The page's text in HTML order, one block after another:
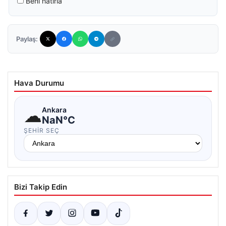
Paylaş:
Hava Durumu
☁Ankara
NaN°C
ŞEHIR SEÇ
Bizi Takip Edin